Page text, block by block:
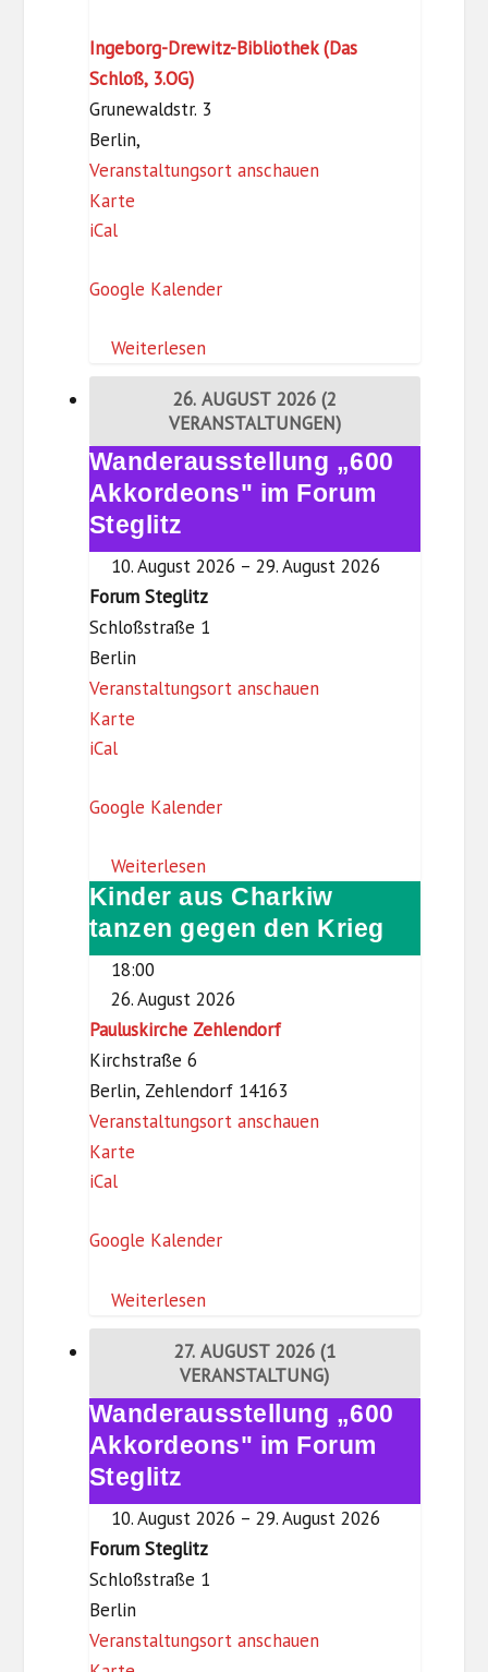
Ingeborg-Drewitz-Bibliothek (Das
Schloß, 3.OG)
Grunewaldstr. 3
Berlin,
Veranstaltungsort anschauen
KarteI
e
o
r
-
D
r
e
w
i
t
z
-
B
l
o
t
h
e
k
(
D
a
s
S
l
ß
,
O
G
)
iCal
Google Kalender
Weiterlesen
26. AUGUST 2026 (2
VERANSTALTUNGEN)
Wanderausstellung
„600
Akkordeons"
im
Wanderausstellung „600
Akkordeons" im Forum
Steglitz
10. August 2026 – 29. August 2026
Forum Steglitz
Schloßstraße 1
Berlin
Veranstaltungsort anschauen
KarteF
u
S
t
e
g
i
t
z
iCal
Google Kalender
Weiterlesen
Kinder
aus
Charkiw
tanzen
gegen
den
Krieg
Kinder aus Charkiw
tanzen gegen den Krieg
18:00
26. August 2026
Pauluskirche Zehlendorf
Kirchstraße 6
Berlin, Zehlendorf 14163
Veranstaltungsort anschauen
KarteP
l
s
k
r
c
h
e
Z
e
h
l
e
iCal
Google Kalender
Weiterlesen
27. AUGUST 2026 (1
VERANSTALTUNG)
Wanderausstellung
„600
Akkordeons"
im
Wanderausstellung „600
Akkordeons" im Forum
Steglitz
10. August 2026 – 29. August 2026
Forum Steglitz
Schloßstraße 1
Berlin
Veranstaltungsort anschauen